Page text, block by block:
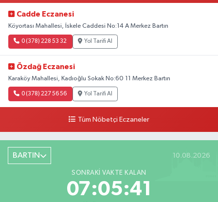
Cadde Eczanesi
Köyortası Mahallesi, İskele Caddesi No:14 A Merkez Bartın
0 (378) 228 53 32 Yol Tarifi Al
Özdağ Eczanesi
Karaköy Mahallesi, Kadıoğlu Sokak No:60 11 Merkez Bartın
0 (378) 227 56 56 Yol Tarifi Al
Tüm Nöbetçi Eczaneler
BARTIN 10.08.2026
SONRAKI VAKTE KALAN
07:05:40